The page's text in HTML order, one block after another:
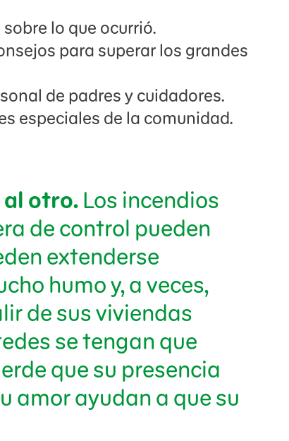
lo que ocurrió.
para superar los grandes
de padres y cuidadores.
especiales de la comunidad.
al otro.Los incendios
de control pueden
extenderse
humo y, a veces,
de sus viviendas
se tengan que
que su presencia
amor ayudan a que su